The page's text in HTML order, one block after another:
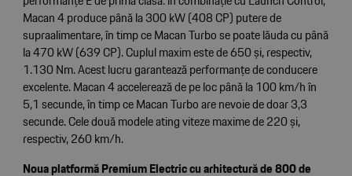
Macan 4 produce până la 300 kW (408 CP) putere de
supraalimentare, în timp ce Macan Turbo se poate lăuda cu până
la 470 kW (639 CP). Cuplul maxim este de 650 și, respectiv,
1.130 Nm. Acest lucru garantează performanțe de conducere
excelente. Macan 4 accelerează de pe loc până la 100 km/h în
5,1 secunde, în timp ce Macan Turbo are nevoie de doar 3,3
secunde. Cele două modele ating viteze maxime de 220 și,
respectiv, 260 km/h.
Noua platformă Premium Electric cu arhitectură de 800 de